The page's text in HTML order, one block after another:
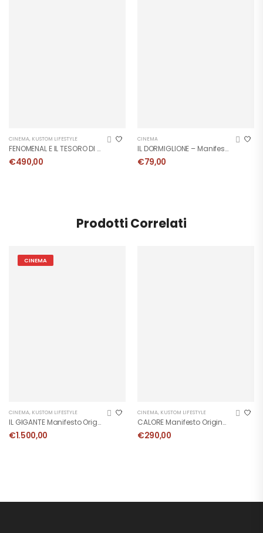
CINEMA, KUSTOM LIFESTYLE
FENOMENAL E IL TESORO DI TUTANKAMEN – Manifesto Originale
€490,00
CINEMA
IL DORMIGLIONE – Manifesto 1973
€79,00
Prodotti Correlati
CINEMA
CINEMA, KUSTOM LIFESTYLE
IL GIGANTE Manifesto Originale
€1.500,00
CINEMA, KUSTOM LIFESTYLE
CALORE Manifesto Originale
€290,00